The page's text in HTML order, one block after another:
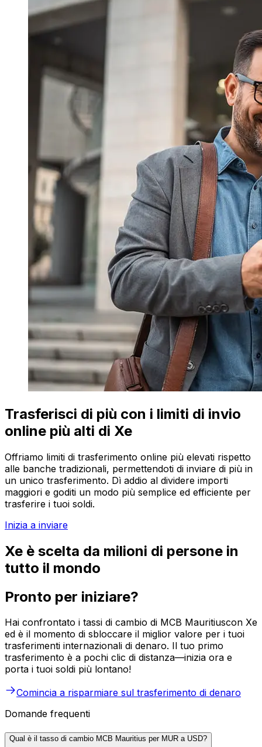
Trasferisci di più con i limiti di invio
online più alti di Xe
Offriamo limiti di trasferimento online più elevati rispetto
alle banche tradizionali, permettendoti di inviare di più in
un unico trasferimento. Dì addio al dividere importi
maggiori e goditi un modo più semplice ed efficiente per
trasferire i tuoi soldi.
Inizia a inviare
Xe è scelta da milioni di persone in
tutto il mondo
Pronto per iniziare?
Hai confrontato i tassi di cambio di MCB Mauritiuscon Xe
ed è il momento di sbloccare il miglior valore per i tuoi
trasferimenti internazionali di denaro. Il tuo primo
trasferimento è a pochi clic di distanza—inizia ora e
porta i tuoi soldi più lontano!
Comincia a risparmiare sul trasferimento di denaro
Domande frequenti
Qual è il tasso di cambio MCB Mauritius per MUR a USD?